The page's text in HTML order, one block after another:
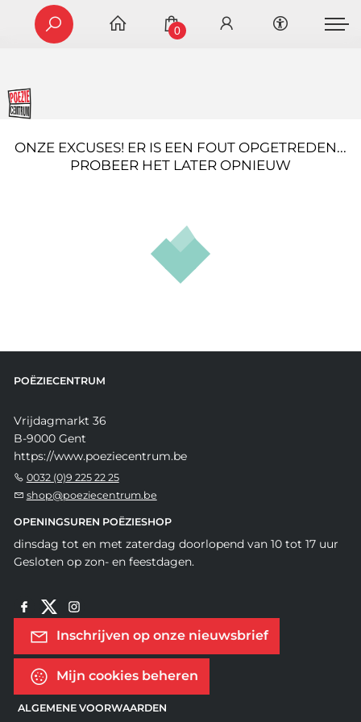
0
ONZE EXCUSES! ER IS EEN FOUT OPGETREDEN...
PROBEER HET LATER OPNIEUW
POËZIECENTRUM
Vrijdagmarkt 36
B-9000 Gent
https://www.poeziecentrum.be
0032 (0)9 225 22 25
shop@poeziecentrum.be
OPENINGSUREN POËZIESHOP
dinsdag tot en met zaterdag doorlopend van 10 tot 17 uur
Gesloten op zon- en feestdagen.
Inschrijven op onze nieuwsbrief
Mijn cookies beheren
ALGEMENE VOORWAARDEN